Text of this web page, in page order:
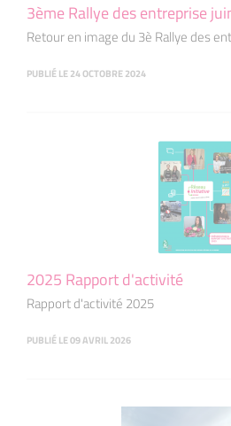
3ème Rallye des entreprise
Retour en image du 3è Rallye des
PUBLIÉ LE 24 OCTOBRE 2024
2025 Rapport d'activité
Rapport d'activité 2025
PUBLIÉ LE 09 AVRIL 2026